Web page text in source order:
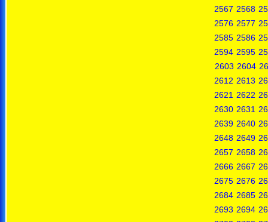
2567 2568
2576 2577
2585 2586
2594 2595
2603 2604
2612 2613
2621 2622
2630 2631
2639 2640
2648 2649
2657 2658
2666 2667
2675 2676
2684 2685
2693 2694